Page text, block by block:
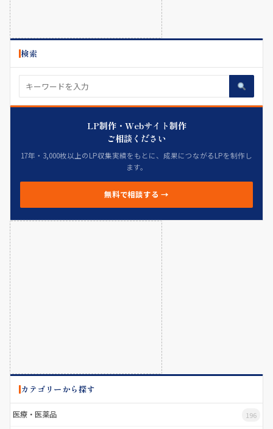
検索
LP制作・Webサイト制作
ご相談ください
17年・3,000枚以上のLP収集実績をもとに、成果につながるLPを制作し
ます。
無料で相談する →
カテゴリーから探す
医療・医薬品 196